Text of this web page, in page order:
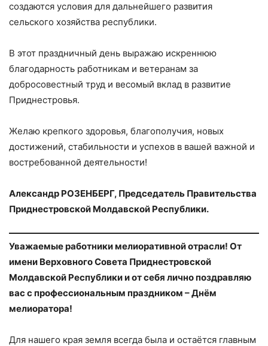
создаются условия для дальнейшего развития
сельского хозяйства республики.
В этот праздничный день выражаю искреннюю
благодарность работникам и ветеранам за
добросовестный труд и весомый вклад в развитие
Приднестровья.
Желаю крепкого здоровья, благополучия, новых
достижений, стабильности и успехов в вашей важной и
востребованной деятельности!
Александр РОЗЕНБЕРГ, Председатель Правительства
Приднестровской Молдавской Республики.
Уважаемые работники мелиоративной отрасли! От
имени Верховного Совета Приднестровской
Молдавской Республики и от себя лично поздравляю
вас с профессиональным праздником – Днём
мелиоратора!
Для нашего края земля всегда была и остаётся главным